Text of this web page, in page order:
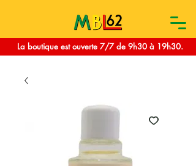
La boutique est ouverte 7/7 de 9h30 à 19h30.